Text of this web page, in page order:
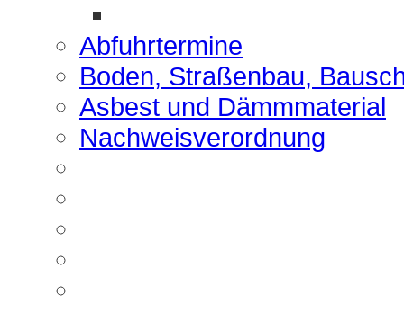
Abfuhrtermine
Boden, Straßenbau,
Asbest und Dämmmaterial
Nachweisverordnung